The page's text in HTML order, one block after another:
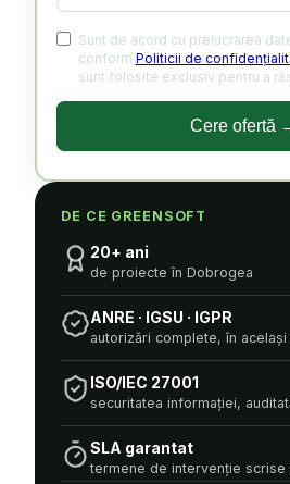
Sunt de acord cu prelucrarea
conform Politicii de
sunt folosite exclusiv pentru a
Cere ofertă
DE CE GREENSOFT
20+ ani
de proiecte în Dobrogea
ANRE · IGSU · IGPR
autorizări complete, în
ISO/IEC 27001
securitatea informației,
SLA garantat
termene de intervenție scrise